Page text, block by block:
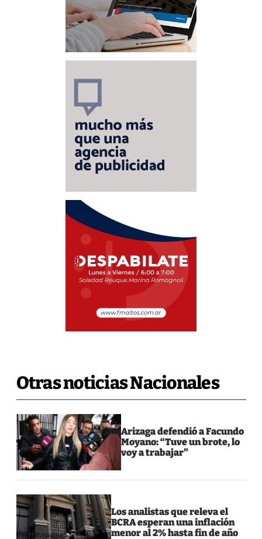
Otras noticias Nacionales
Arizaga defendió a Facundo
Moyano: “Tuve un brote, lo
voy a trabajar”
Los analistas que releva el
BCRA esperan una inflación
menor al 2% hasta fin de año